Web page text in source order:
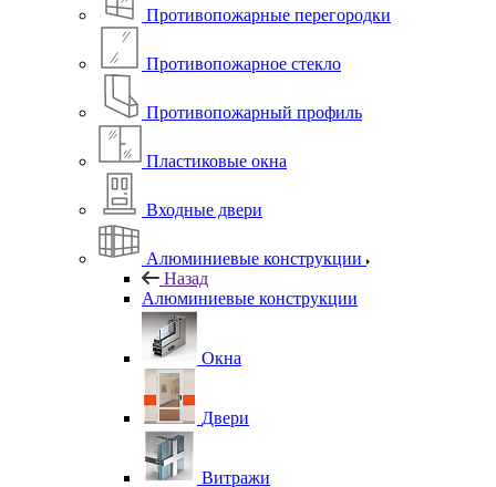
Противопожарные перегородки
Противопожарное стекло
Противопожарный профиль
Пластиковые окна
Входные двери
Алюминиевые конструкции
Назад
Алюминиевые конструкции
Окна
Двери
Витражи